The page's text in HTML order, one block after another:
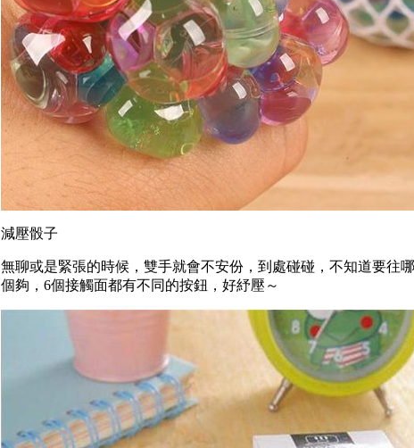
減壓骰子
無聊或是緊張的時候，雙手就會不安份，到處碰碰，不知道要往
個夠， 6個接觸面都有不同的按鈕，好紓壓～